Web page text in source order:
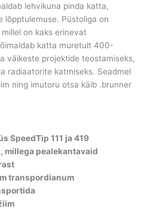
lehvikuna pinda katta,
lõpptulemuse. Püstoliga on
on kaks erinevat
katta muretult 400-
väikeste projektide teostamiseks,
radiaatorite katmiseks. Seadmel
ning imutoru otsa käib .brunner
SpeedTip 111 ja 419
millega pealekantavaid
transpordianum